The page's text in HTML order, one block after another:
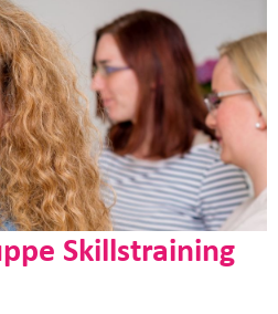
Skillstraining